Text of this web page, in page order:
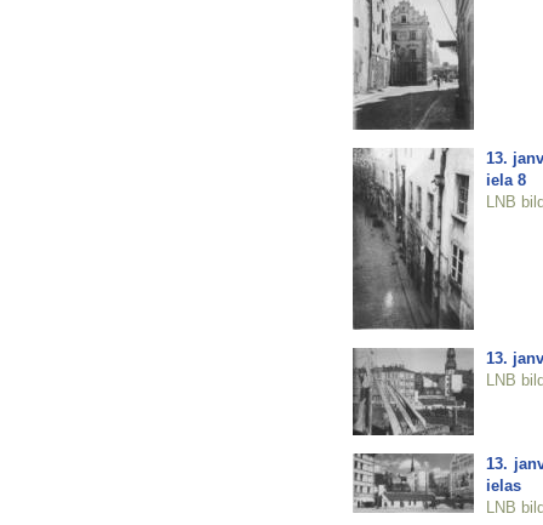
13.
iela 8
LNB
13.
LNB
13.
ielas
LNB